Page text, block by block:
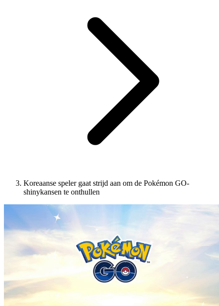
Koreaanse speler gaat strijd aan om de Pokémon GO-
shinykansen te onthullen